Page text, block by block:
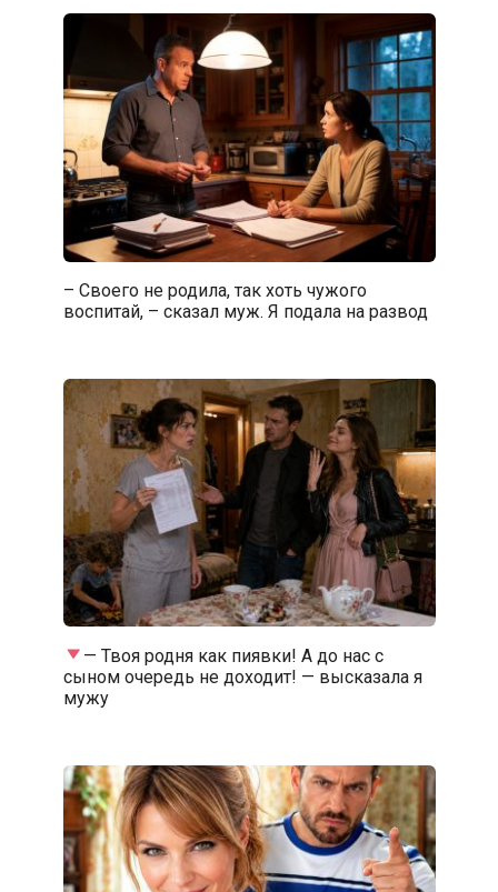
– Своего не родила, так хоть чужого
воспитай, – сказал муж. Я подала на развод
— Твоя родня как пиявки! А до нас с
сыном очередь не доходит! — высказала я
мужу